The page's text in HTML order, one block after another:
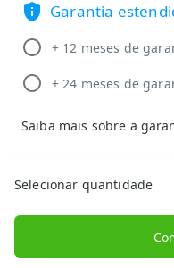
Garantia
+ 12 meses de
+ 24 meses de
Saiba mais sobre a
Selecionar quantidade